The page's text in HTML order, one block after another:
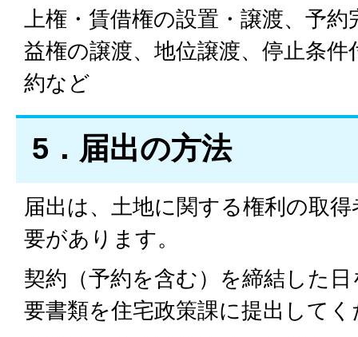
上権・賃借権の設置・譲渡、予
益権の譲渡、地位譲渡、停止条件
約など
5．届出の方法
届出は、土地に関する権利の取
要があります。
契約（予約を含む）を締結した
要書類を住宅政策課に提出して